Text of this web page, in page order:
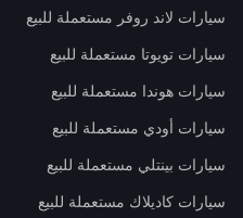
سيارات لاند روفر مستعملة للبيع
سيارات تويوتا مستعملة للبيع
سيارات هوندا مستعملة للبيع
سيارات أودي مستعملة للبيع
سيارات بينتلي مستعملة للبيع
سيارات كاديلاك مستعملة للبيع